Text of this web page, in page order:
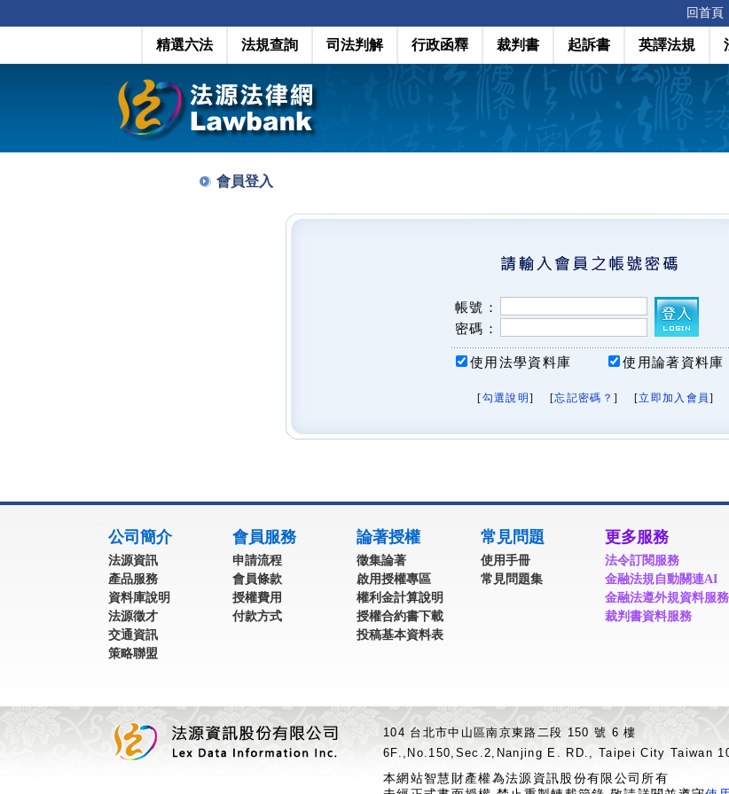
回首頁
精選六法 法規查詢 司法判解 行政函釋 裁判書 起訴書 英譯法規
會員登入
帳號：
密碼：
使用法學資料庫 使用論著資料庫
[勾選說明 ] [忘記密碼？ ] [立即加入會員]
公司簡介
法源資訊
產品服務
資料庫說明
法源徵才
交通資訊
策略聯盟
會員服務
申請流程
會員條款
授權費用
付款方式
論著授權
徵集論著
啟用授權專區
權利金計算說明
授權合約書下載
投稿基本資料表
常見問題
使用手冊
常見問題集
更多服務
法令訂閱服務
金融法規自動關連AI
金融法遵外規資料服務
裁判書資料服務
104 台北市中山區南京東路二段 150 號 6 樓
6F.,No.150,Sec.2,Nanjing E. RD., Taipei City Taiwan
本網站智慧財產權為法源資訊股份有限公司所有